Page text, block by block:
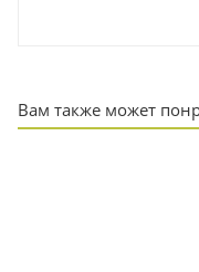
Вам также может